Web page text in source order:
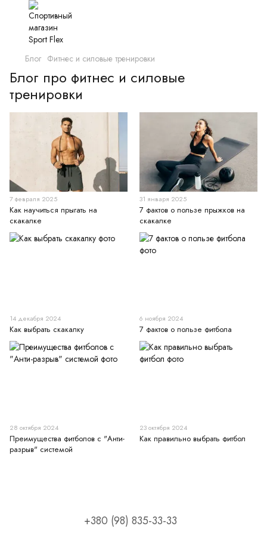
Блог Фитнес и силовые тренировки
Блог про фитнес и силовые
тренировки
7 февраля 2025
Как научиться прыгать на
скакалке
31 января 2025
7 фактов о пользе прыжков на
скакалке
14 декабря 2024
Как выбрать скакалку
6 ноября 2024
7 фактов о пользе фитбола
28 октября 2024
Преимущества фитболов с "Анти-
разрыв" системой
23 октября 2024
Как правильно выбрать фитбол
+380 (98) 835-33-33